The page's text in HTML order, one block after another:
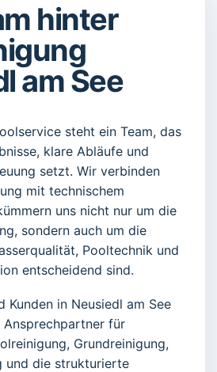
hinter
am See
steht ein Team, das
klare Abläufe und
setzt. Wir verbinden
mit technischem
uns nicht nur um die
sondern auch um die
Pooltechnik und
entscheidend sind.
Kunden in Neusiedl am See
für
Grundreinigung,
und die strukturierte